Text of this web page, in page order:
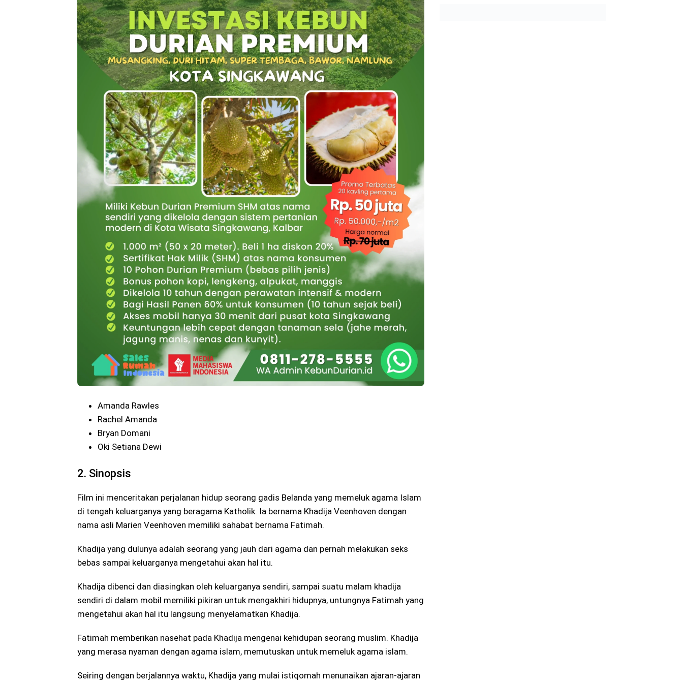
Amanda Rawles
Rachel Amanda
Bryan Domani
Oki Setiana Dewi
2. Sinopsis
Film ini menceritakan perjalanan hidup seorang gadis Belanda yang memeluk agama Islam
di tengah keluarganya yang beragama Katholik. Ia bernama Khadija Veenhoven dengan
nama asli Marien Veenhoven memiliki sahabat bernama Fatimah.
Khadija yang dulunya adalah seorang yang jauh dari agama dan pernah melakukan seks
bebas sampai keluarganya mengetahui akan hal itu.
Khadija dibenci dan diasingkan oleh keluarganya sendiri, sampai suatu malam khadija
sendiri di dalam mobil memiliki pikiran untuk mengakhiri hidupnya, untungnya Fatimah yang
mengetahui akan hal itu langsung menyelamatkan Khadija.
Fatimah memberikan nasehat pada Khadija mengenai kehidupan seorang muslim. Khadija
yang merasa nyaman dengan agama islam, memutuskan untuk memeluk agama islam.
Seiring dengan berjalannya waktu, Khadija yang mulai istiqomah menunaikan ajaran-ajaran